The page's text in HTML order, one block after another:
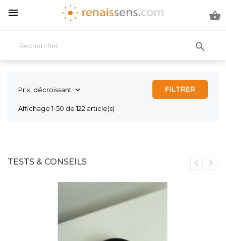
 

Prix, décroissant  FILTRER
Affichage 1-50 de 122 article(s)
TESTS & CONSEILS